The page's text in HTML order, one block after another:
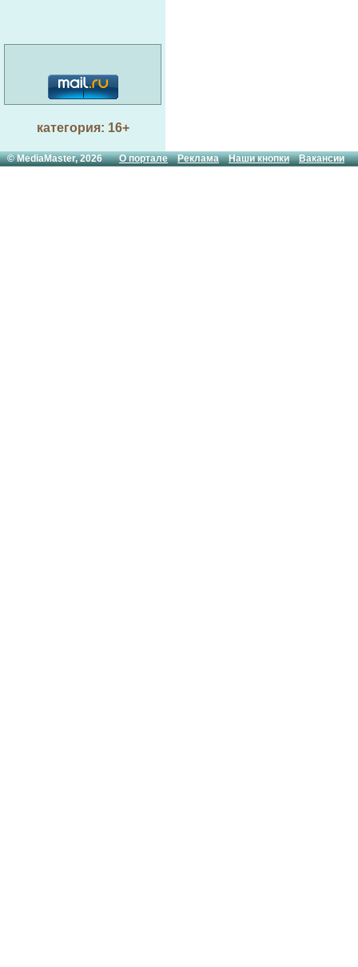
категория: 16+
© MediaMaster, 2026О портале Реклама Наши кнопки Вакансии